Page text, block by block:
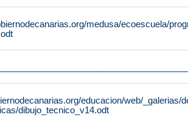
medusa/ecoescuela/
educacion/web/
dibujo_tecnico_v14.odt